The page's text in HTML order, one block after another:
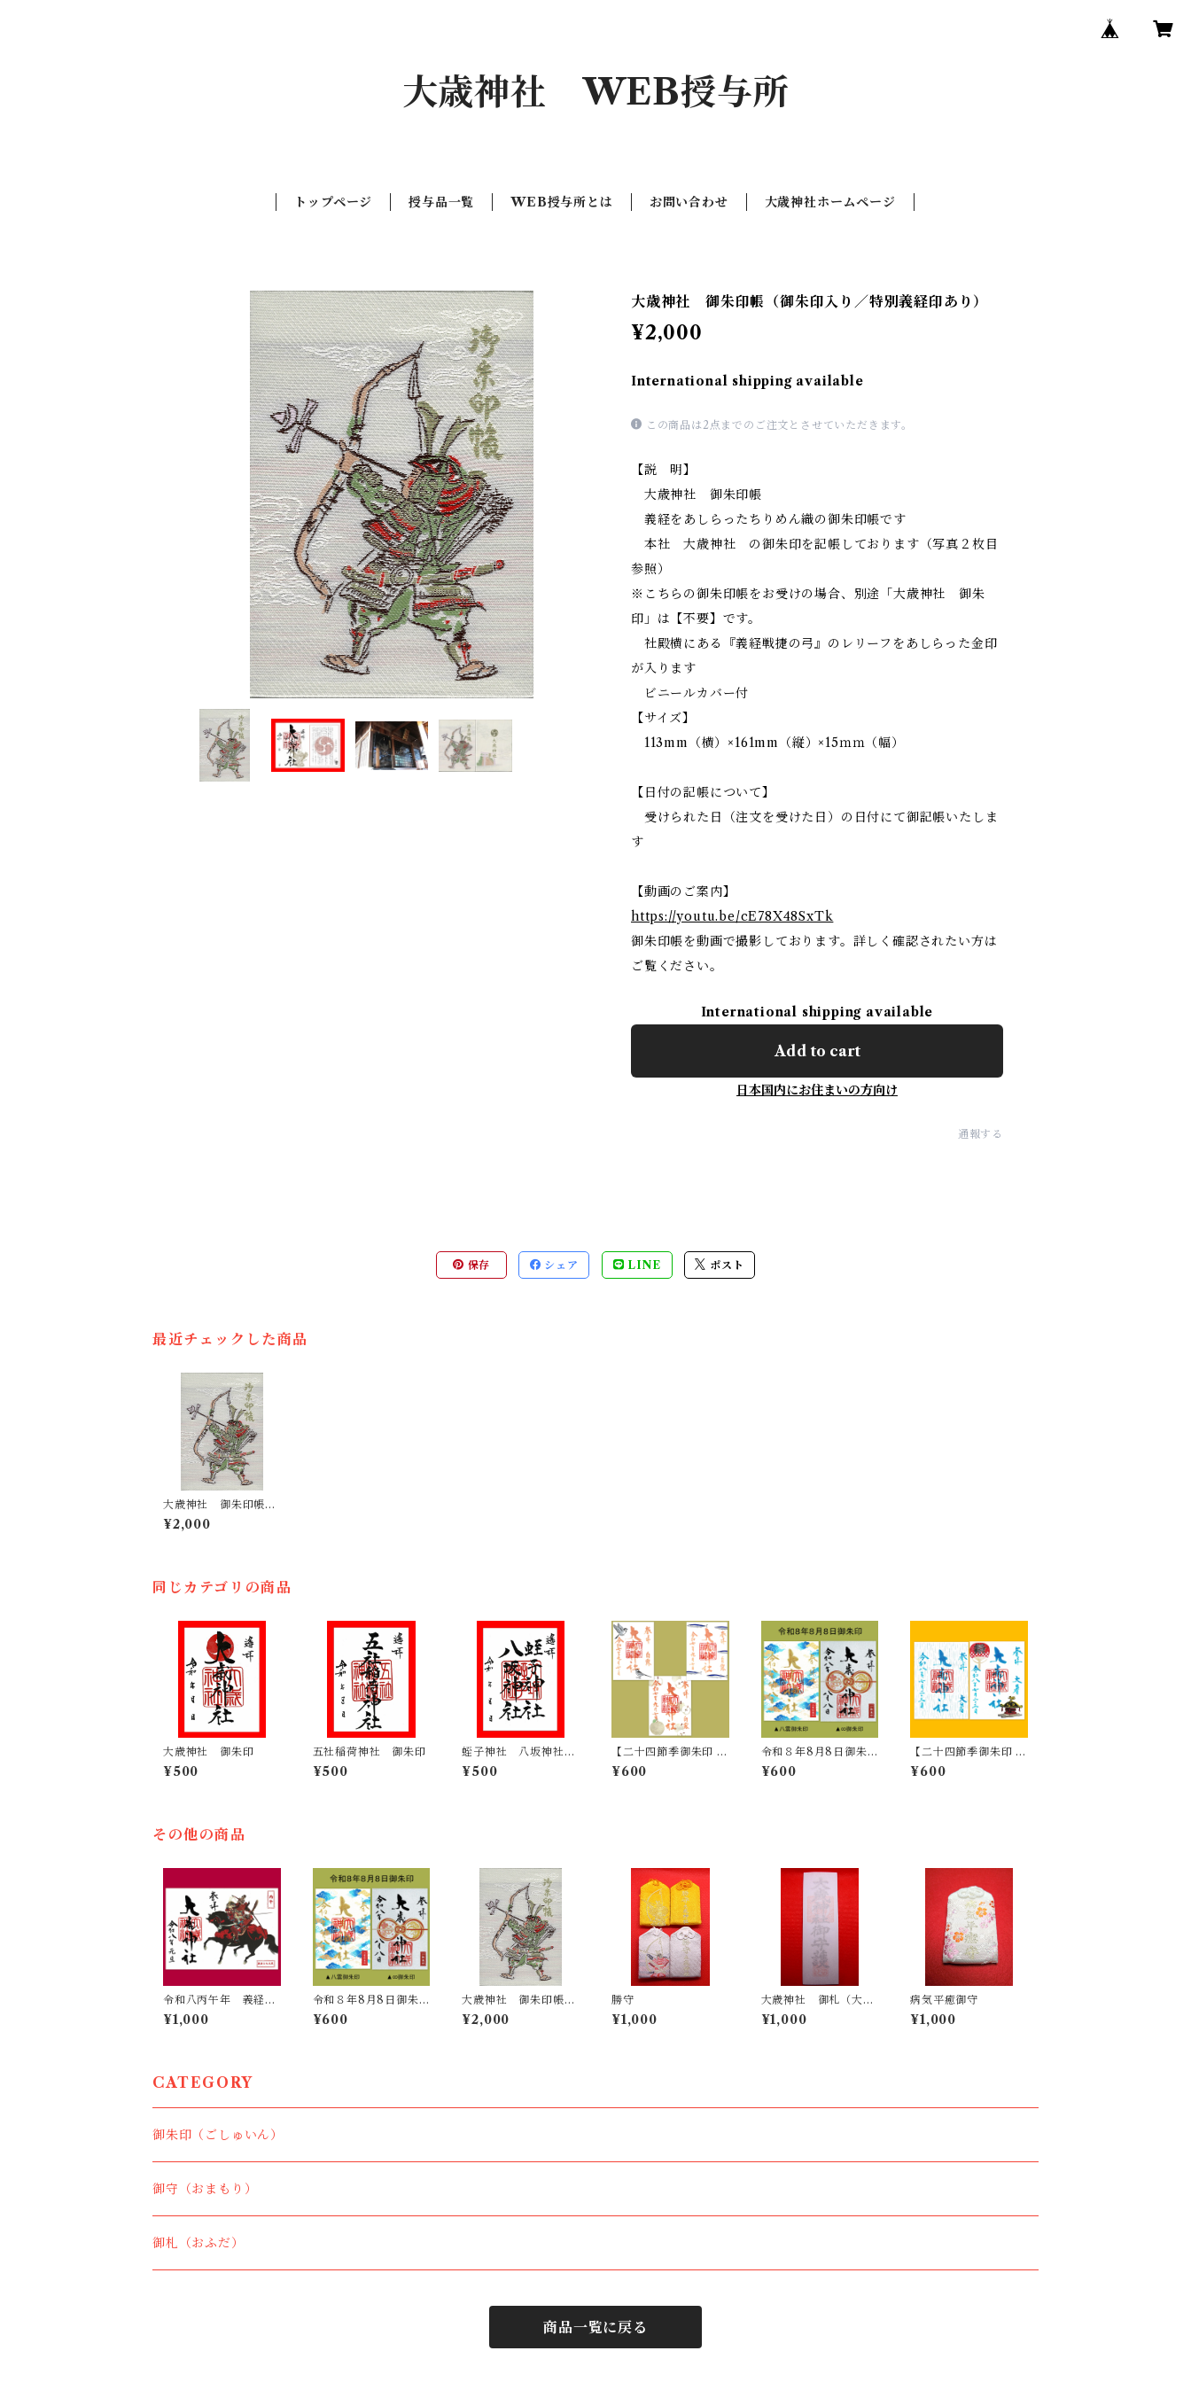
大歳神社 WEB授与所
トップページ 授与品一覧 WEB授与所とは お問い合わせ 大歳神社ホームページ
大歳神社 御朱印帳（御朱印入り／特別義経印あり）
¥2,000
International shipping available
この商品は2点までのご注文とさせていただきます。
【説 明】
大歳神社 御朱印帳
義経をあしらったちりめん織の御朱印帳です
本社 大歳神社 の御朱印を記帳しております（写真２枚目
参照）
※こちらの御朱印帳をお受けの場合、別途「大歳神社 御朱
印」は【不要】です。
社殿横にある『義経戦捷の弓』のレリーフをあしらった金印
が入ります
ビニールカバー付
【サイズ】
113mm（横）×161mm（縦）×15ｍｍ（幅）
【日付の記帳について】
受けられた日（注文を受けた日）の日付にて御記帳いたしま
す
【動画のご案内】
https://youtu.be/cE78X48SxTk
御朱印帳を動画で撮影しております。詳しく確認されたい方は
ご覧ください。
International shipping available
Add to cart
日本国内にお住まいの方向け
通報する
保存 シェア LINE ポスト
最近チェックした商品
大歳神社 御朱印帳
（御朱印入り／特別義
経印あり）
¥2,000
同じカテゴリの商品
大歳神社 御朱印
¥500
五社稲荷神社 御朱印
¥500
蛭子神社 八坂神社
御朱印
¥500
【二十四節季御朱印 ⑮
白露】9/7～9/22
¥600
令和８年8月8日御朱
印 ∞／八雲御朱印
¥600
【二十四節季御朱印 ⑫
大暑】7/23～8/6
¥600
その他の商品
令和八丙午年 義経と
大夫黒御朱印
¥1,000
令和８年8月8日御朱
印 ∞／八雲御朱印
¥600
大歳神社 御朱印帳
（御朱印入り／特別義
経印あり）
¥2,000
勝守
¥1,000
大歳神社 御札（大
麻）
¥1,000
病気平癒御守
¥1,000
CATEGORY
御朱印（ごしゅいん）
御守（おまもり）
御札（おふだ）
商品一覧に戻る